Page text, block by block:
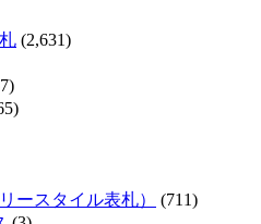
(2,631)
ースタイル表札）
(711)